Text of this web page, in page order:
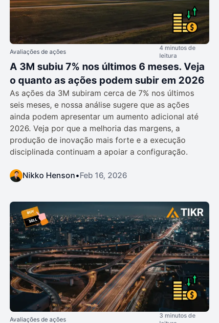
Avaliações de ações
4 minutos de
leitura
A 3M subiu 7% nos últimos 6 meses. Veja
o quanto as ações podem subir em 2026
As ações da 3M subiram cerca de 7% nos últimos
seis meses, e nossa análise sugere que as ações
ainda podem apresentar um aumento adicional até
2026. Veja por que a melhoria das margens, a
produção de inovação mais forte e a execução
disciplinada continuam a apoiar a configuração.
Nikko Henson•Feb 16, 2026
Avaliações de ações
3 minutos de